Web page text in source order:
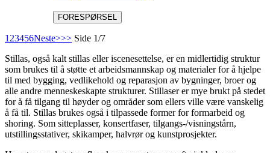
FORESPØRSEL
1 23456Neste>>> Side 1/7
Stillas, også kalt stillas eller iscenesettelse, er en midlertidig struktur
som brukes til å støtte et arbeidsmannskap og materialer for å hjelpe
til med bygging, vedlikehold og reparasjon av bygninger, broer og
alle andre menneskeskapte strukturer. Stillaser er mye brukt på stedet
for å få tilgang til høyder og områder som ellers ville være vanskelig
å få til. Stillas brukes også i tilpassede former for formarbeid og
shoring. Som sitteplasser, konsertfaser, tilgangs-/visningstårn,
utstillingsstativer, skikamper, halvrør og kunstprosjekter.